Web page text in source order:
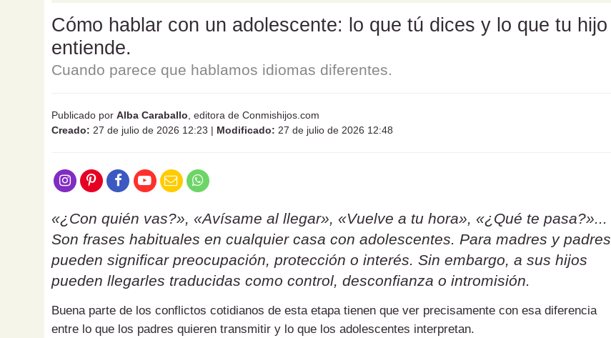
Cómo hablar con un adolescente: lo que tú dices y lo que tu hijo
entiende.
Cuando parece que hablamos idiomas diferentes.
Publicado por Alba Caraballo , editora de Conmishijos.com
Creado: 27 de julio de 2026 12:23 | Modificado: 27 de julio de 2026 12:48
«¿Con quién vas?», «Avísame al llegar», «Vuelve a tu hora», «¿Qué te pasa?»...
Son frases habituales en cualquier casa con adolescentes. Para madres y padres
pueden significar preocupación, protección o interés. Sin embargo, a sus hijos
pueden llegarles traducidas como control, desconfianza o intromisión.
Buena parte de los conflictos cotidianos de esta etapa tienen que ver precisamente con esa diferencia
entre lo que los padres quieren transmitir y lo que los adolescentes interpretan.